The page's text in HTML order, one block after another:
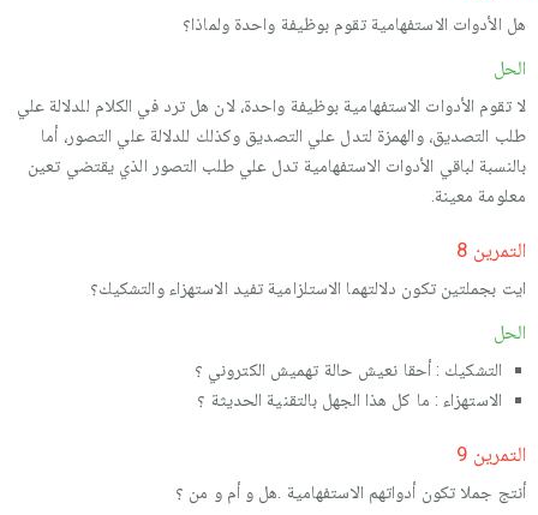
هل الأدوات الاستفهامیة تقوم بوظیفة واحدة ولماذا؟
الحل
لا تقوم الأدوات الاستفهامیة بوظیفة واحدة، لان هل ترد في الكلام للدلالة علي
طلب التصدیق، والهمزة لتدل علي التصدیق وكذلك للدلالة علي التصور، أما
بالنسبة لباقي الأدوات الاستفهامیة تدل علي طلب التصور الذي یقتضي تعین
معلومة معینة.
التمرین 8
ایت بجملتین تكون دلالتهما الاستلزامیة تفید الاستهزاء والتشكیك؟
الحل
التشكیك : أحقا نعیش حالة تهمیش الكتروني ؟
الاستهزاء : ما كل هذا الجهل بالتقنیة الحدیثة ؟
التمرین 9
أنتج جملا تكون أدواتهم الاستفهامیة .هل و أم و من ؟